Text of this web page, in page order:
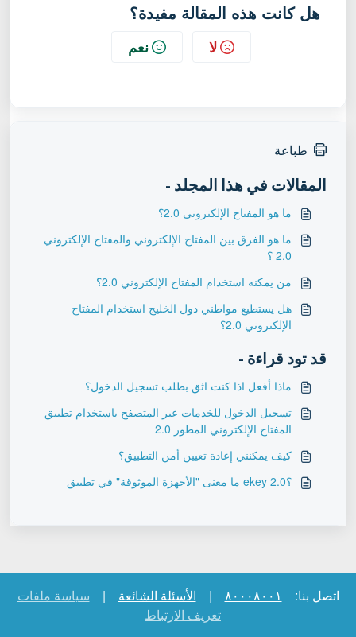
هل كانت هذه المقالة مفيدة؟
لا نعم
طباعة
المقالات في هذا المجلد -
ما هو المفتاح الإلكتروني 2.0؟
ما هو الفرق بين المفتاح الإلكتروني والمفتاح الإلكتروني
2.0 ؟
من يمكنه استخدام المفتاح الإلكتروني 2.0؟
هل يستطيع مواطني دول الخليج استخدام المفتاح
الإلكتروني 2.0؟
قد تود قراءة -
ماذا أفعل اذا كنت اثق بطلب تسجيل الدخول؟
تسجيل الدخول للخدمات عبر المتصفح باستخدام تطبيق
المفتاح الإلكتروني المطور 2.0
كيف يمكنني إعادة تعيين أمن التطبيق؟
؟ekey 2.0 ما معنى "الأجهزة الموثوقة" في تطبيق
اتصل بنا: ٨٠٠٠٨٠٠١ | الأسئلة الشائعة |
سياسة ملفات
تعريف الارتباط